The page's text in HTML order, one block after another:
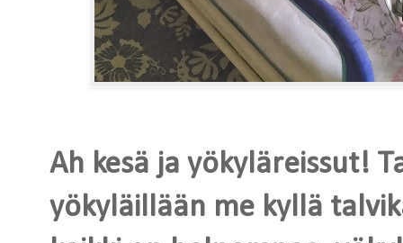
Ah kesä ja yökyläreissut!
yökyläillään me kyllä